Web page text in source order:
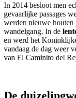
In 2014 besloot men
gevaarlijke passages
werden nieuwe houten
wandelgang. In de
en werd het
vandaag de dag weer
van El Caminito del
De